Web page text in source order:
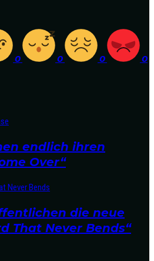
0 0 0 0
endlich ihren
Over“
die neue
That Never Bends“